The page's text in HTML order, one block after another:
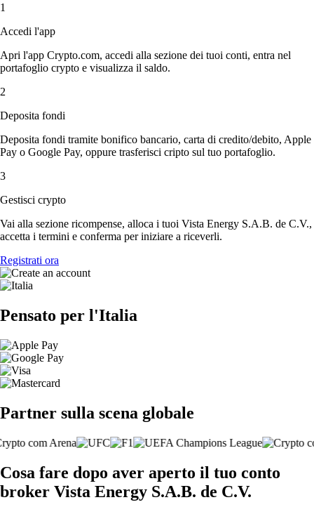
1
Accedi l'app
Apri l'app Crypto.com, accedi alla sezione dei tuoi conti, entra nel
portafoglio crypto e visualizza il saldo.
2
Deposita fondi
Deposita fondi tramite bonifico bancario, carta di credito/debito, Apple
Pay o Google Pay, oppure trasferisci cripto sul tuo portafoglio.
3
Gestisci crypto
Vai alla sezione ricompense, alloca i tuoi Vista Energy S.A.B. de C.V.,
accetta i termini e conferma per iniziare a riceverli.
Registrati ora
Pensato per l'Italia
Partner sulla scena globale
Cosa fare dopo aver aperto il tuo conto
broker Vista Energy S.A.B. de C.V.